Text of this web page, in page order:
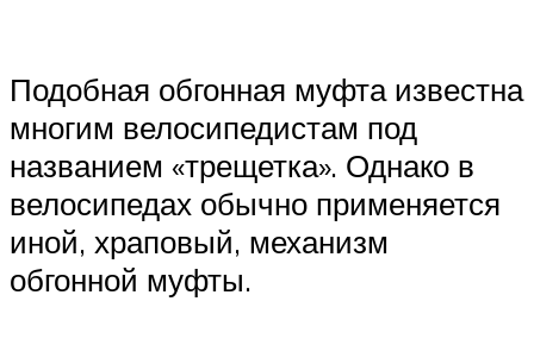
Подобная обгонная муфта известна
многим велосипедистам под
названием «трещетка». Однако в
велосипедах обычно применяется
иной, храповый, механизм
обгонной муфты.